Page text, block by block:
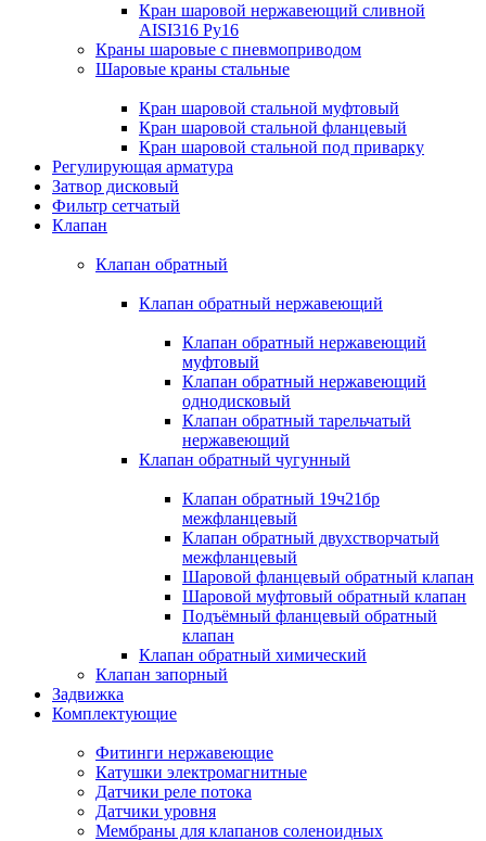
Кран шаровой нержавеющий сливной
AISI316 Ру16
Краны шаровые с пневмоприводом
Шаровые краны стальные
Кран шаровой стальной муфтовый
Кран шаровой стальной фланцевый
Кран шаровой стальной под приварку
Регулирующая арматура
Затвор дисковый
Фильтр сетчатый
Клапан
Клапан обратный
Клапан обратный нержавеющий
Клапан обратный нержавеющий
муфтовый
Клапан обратный нержавеющий
однодисковый
Клапан обратный тарельчатый
нержавеющий
Клапан обратный чугунный
Клапан обратный 19ч21бр
межфланцевый
Клапан обратный двухстворчатый
межфланцевый
Шаровой фланцевый обратный клапан
Шаровой муфтовый обратный клапан
Подъёмный фланцевый обратный
клапан
Клапан обратный химический
Клапан запорный
Задвижка
Комплектующие
Фитинги нержавеющие
Катушки электромагнитные
Датчики реле потока
Датчики уровня
Мембраны для клапанов соленоидных